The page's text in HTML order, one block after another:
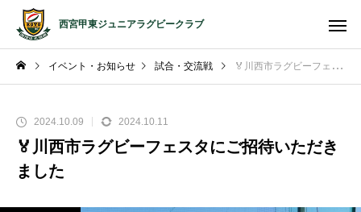
西宮甲東ジュニアラグビークラブ
イベント・お知らせ 試合・交流戦 🏅川西市ラグビーフェスタにご招待いただきました
2024.10.09 2024.10.11
🏅川西市ラグビーフェスタにご招待いただき
ました